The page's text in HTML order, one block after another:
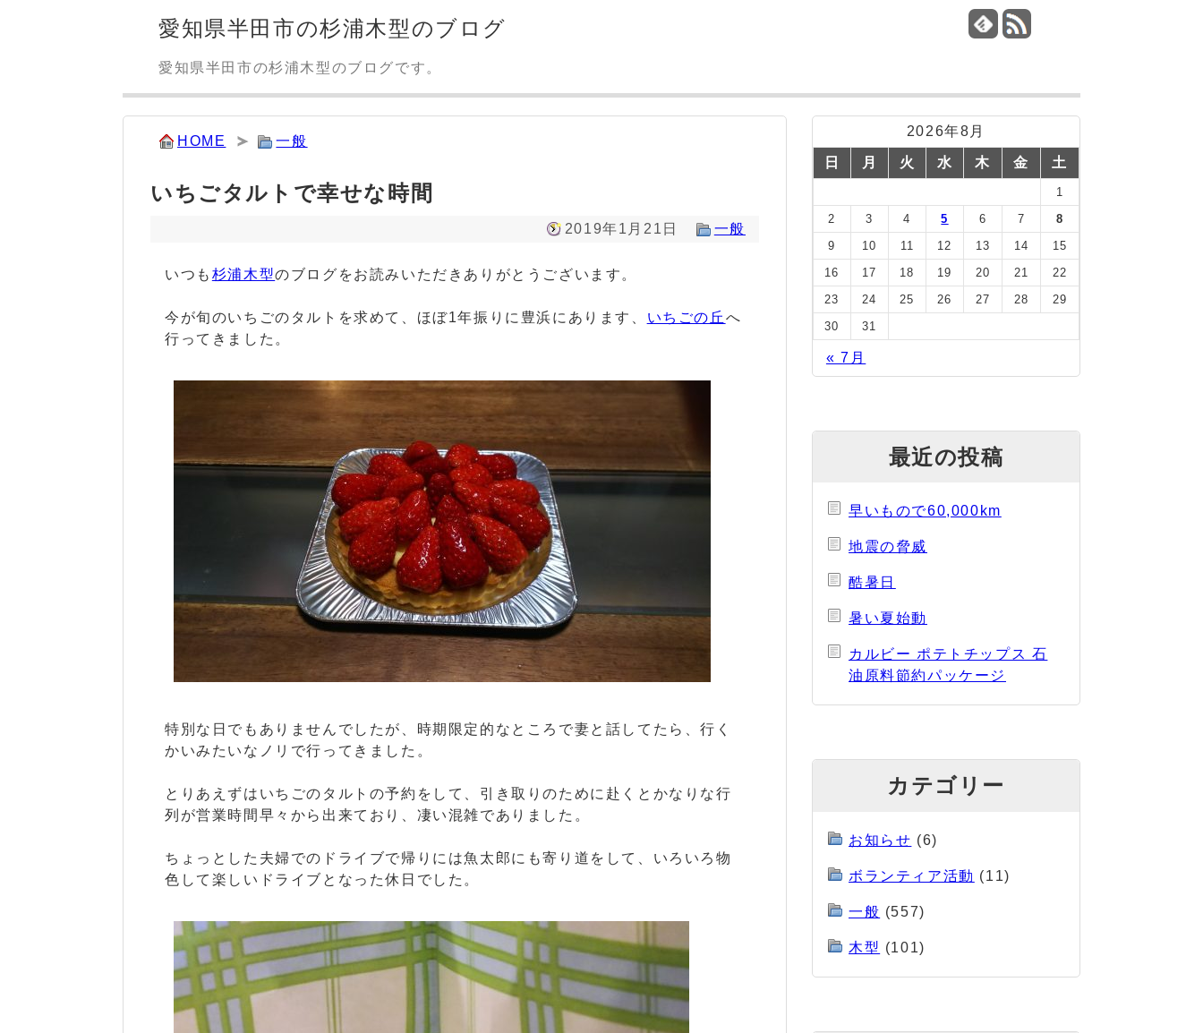
愛知県半田市の杉浦木型のブログ
愛知県半田市の杉浦木型のブログです。
HOME 一般
いちごタルトで幸せな時間
2019年1月21日 一般
いつも 杉浦木型のブログをお読みいただきありがとうございます。
今が旬のいちごのタルトを求めて、ほぼ1年振りに豊浜にあります、 いちごの丘 へ
行ってきました。
特別な日でもありませんでしたが、時期限定的なところで妻と話してたら、行く
かいみたいなノリで行ってきました。
とりあえずはいちごのタルトの予約をして、引き取りのために赴くとかなりな行
列が営業時間早々から出来ており、凄い混雑でありました。
ちょっとした夫婦でのドライブで帰りには魚太郎にも寄り道をして、いろいろ物
色して楽しいドライブとなった休日でした。
2026年8月
日 月 火 水 木 金 土
1
2
3 4 5 6 7
8
9
10 11 12 13 14
15
16
17 18 19 20 21
22
23
24 25 26 27 28
29
30
31
« 7月
最近の投稿
早いもので60,000km
地震の脅威
酷暑日
暑い夏始動
カルビー ポテトチップス 石
油原料節約パッケージ
カテゴリー
お知らせ (6)
ボランティア活動 (11)
一般 (557)
木型 (101)